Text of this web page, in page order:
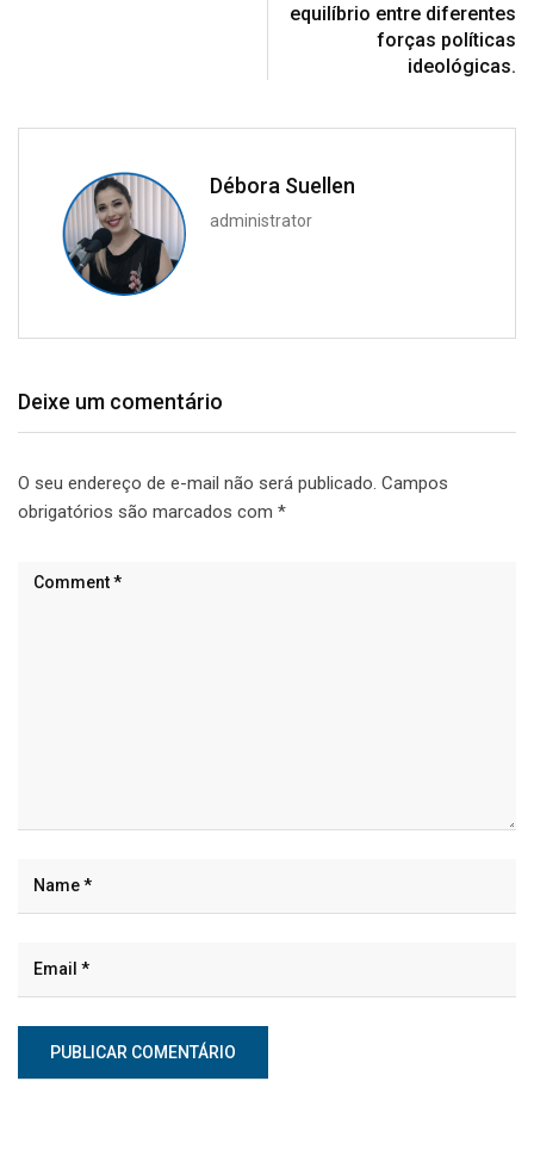
equilíbrio entre diferentes
forças políticas
ideológicas.
Débora Suellen
administrator
Deixe um comentário
O seu endereço de e-mail não será publicado. Campos
obrigatórios são marcados com *